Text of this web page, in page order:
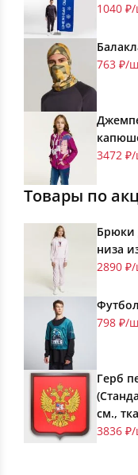
1040
763 ₽/
3472
Товары по
Брюки
низа
2890
798 ₽/
Герб
см.,
3836